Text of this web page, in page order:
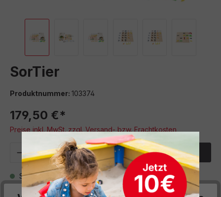
SorTier
Produktnummer: 103374
179,50 €*
Preise inkl. MwSt. zzgl. Versand- bzw. Frachtkosten
Produkt Anzahl: Gib denIn den Warenkorb
Sofort verfügbar, Lieferzeit: 5 Werktage